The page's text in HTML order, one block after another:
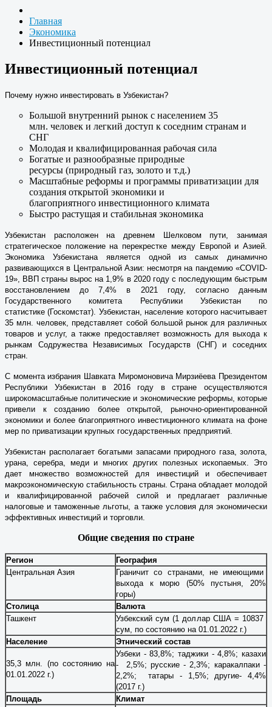
Главная
Экономика
Инвестиционный потенциал
Инвестиционный потенциал
Почему нужно инвестировать в Узбекистан?
Большой внутренний рынок с населением 35
млн. человек и легкий доступ к соседним странам и
СНГ
Молодая и квалифицированная рабочая сила
Богатые и разнообразные природные
ресурсы (природный газ, золото и т.д.)
Масштабные реформы и программы приватизации для
создания открытой экономики и
благоприятного инвестиционного климата
Быстро растущая и стабильная экономика
Узбекистан расположен на древнем Шелковом пути, занимая
стратегическое положение на перекрестке между Европой и Азией.
Экономика Узбекистана является одной из самых динамично
развивающихся в Центральной Азии: несмотря на пандемию «COVID-
19», ВВП страны вырос на 1,9% в 2020 году с последующим быстрым
восстановлением до 7,4% в 2021 году, согласно данным
Государственного комитета Республики Узбекистан по
статистике (Госкомстат). Узбекистан, население которого насчитывает
35 млн. человек, представляет собой большой рынок для различных
товаров и услуг, а также предоставляет возможность для выхода к
рынкам Содружества Независимых Государств (СНГ) и соседних
стран.
С момента избрания Шавката Миромоновича Мирзиёева Президентом
Республики Узбекистан в 2016 году в стране осуществляются
широкомасштабные политические и экономические реформы, которые
привели к созданию более открытой, рыночно-ориентированной
экономики и более благоприятного инвестиционного климата на фоне
мер по приватизации крупных государственных предприятий.
Узбекистан располагает богатыми запасами природного газа, золота,
урана, серебра, меди и многих других полезных ископаемых. Это
дает множество возможностей для инвестиций и обеспечивает
макроэкономическую стабильность страны. Страна обладает молодой
и квалифицированной рабочей силой и предлагает различные
налоговые и таможенные льготы, а также условия для экономически
эффективных инвестиций и торговли.
Общие сведения по стране
Регион
География
Центральная Азия
Граничит со странами, не имеющими
выхода к морю (50% пустыня, 20%
горы)
Столица
Валюта
Ташкент
Узбекский сум (1 доллар США = 10837
сум, по состоянию на 01.01.2022 г.)
Население
Этнический состав
35,3 млн. (по состоянию на
01.01.2022 г.)
Узбеки - 83,8%; таджики - 4,8%; казахи
- 2,5%; русские - 2,3%; каракалпаки -
2,2%; татары - 1,5%; другие- 4,4%
(2017 г.)
Площадь
Климат